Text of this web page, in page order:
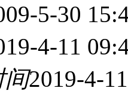
5-30
4-11
间2019-4-